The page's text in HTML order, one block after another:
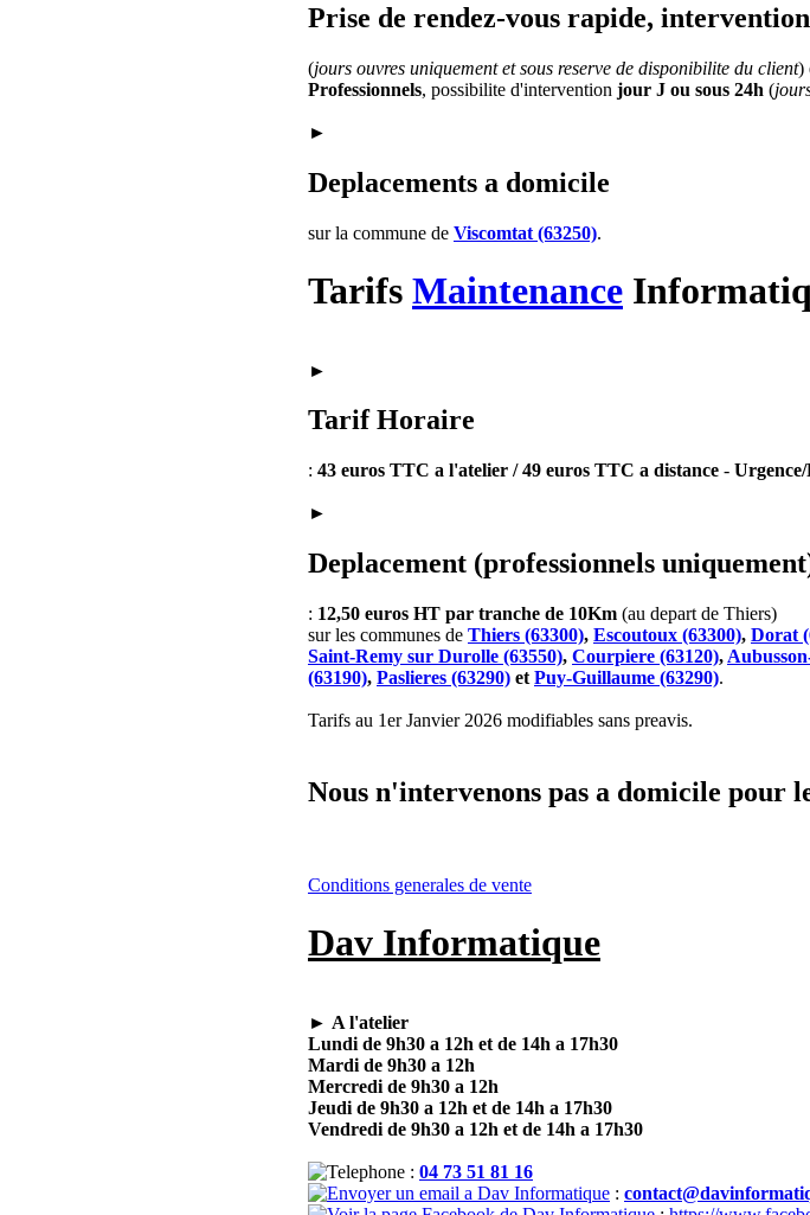
Prise de rendez-vous rapide, intervention
(jours ouvres uniquement et sous reserve de disponibilite du client)
Professionnels, possibilite d'intervention jour J ou sous 24h (
►
Deplacements a domicile
sur la commune de Viscomtat (63250).
Tarifs Maintenance
►
Tarif Horaire
: 43 euros TTC a l'atelier / 49 euros TTC a distance -
►
Deplacement (professionnels
: 12,50 euros HT par tranche de 10Km (au depart de Thiers)
sur les communes de Thiers (63300), Escoutoux (63300), Dorat
Saint-Remy sur Durolle (63550), Courpiere (63120),
(63190), Paslieres (63290) et Puy-Guillaume (63290).
Tarifs au 1er Janvier 2026 modifiables sans preavis.
Nous n'intervenons pas a domicile pour
Conditions generales de vente
Dav Informatique
► A l'atelier
Lundi de 9h30 a 12h et de 14h a 17h30
Mardi de 9h30 a 12h
Mercredi de 9h30 a 12h
Jeudi de 9h30 a 12h et de 14h a 17h30
Vendredi de 9h30 a 12h et de 14h a 17h30
: 04 73 51 81 16
: